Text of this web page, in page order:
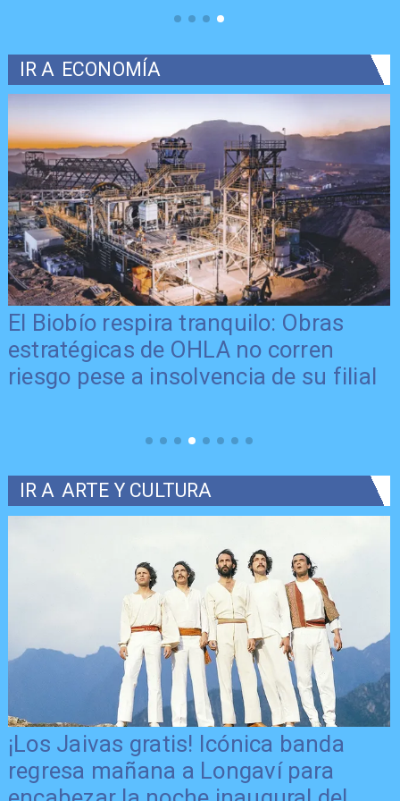
IR A ECONOMÍA
El Biobío respira tranquilo: Obras
estratégicas de OHLA no corren
riesgo pese a insolvencia de su filial
IR A ARTE Y CULTURA
¡Los Jaivas gratis! Icónica banda
regresa mañana a Longaví para